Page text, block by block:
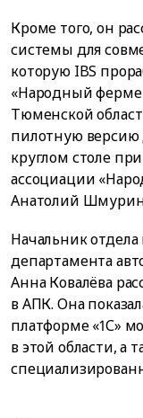
Кроме того, он
системы для
которую IBS
«Народный
Тюменской
пилотную версию
круглом столе
ассоциации
Анатолий
Начальник
департамента
Анна Ковалёва
в АПК. Она
платформе «1С»
в этой области, а